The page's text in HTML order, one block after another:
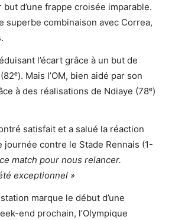
d’une frappe croisée imparable.
superbe combinaison avec Correa,
l’écart grâce à un but de
Mais l’OM, bien aidé par son
à des réalisations de Ndiaye (78ᵉ)
satisfait et a salué la réaction
contre le Stade Rennais (1-
match pour nous relancer.
exceptionnel »
marque le début d’une
end prochain, l’Olympique